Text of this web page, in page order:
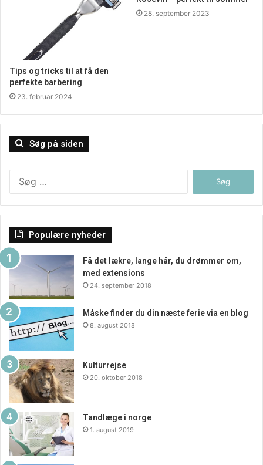
Tips og tricks til at få den
perfekte barbering
23. februar 2024
28. september 2023
Søg på siden
Populære nyheder
Få det lækre, lange hår, du drømmer om,
med extensions
24. september 2018
Måske finder du din næste ferie via en blog
8. august 2018
Kulturrejse
20. oktober 2018
Tandlæge i norge
1. august 2019